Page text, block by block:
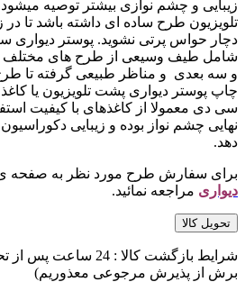
زیبایی و چشم نوازی بیشتر توصیه
تلویزیون طرح ساده ای داشته باشد تا در
دچار حواس پرتی نشوید. پوستر دیواری
شامل طیف وسیعی از طرح های مختلف
و سه بعدی و مناظر طبیعی گرفته تا
چاپ پوستر دیواری پشت تلویزیون یا
سی دی معمولا از کاغذهای با کیفیت
نهایی چشم نواز بوده و زیبایی
دهد.
برای سفارش طرح مورد نظر به صفحه
دیواری مراجعه نمائید.
تحویل کالا
شرایط بازگشت کالا :
برش از پذیرش مرجوعی معذوریم)